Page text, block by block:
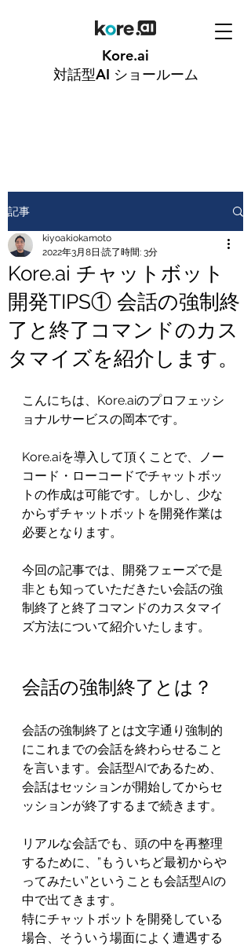
Kore.ai
対話型AI ショールーム
記事
Kore.ai チャットボット
開発TIPS① 会話の強制終
了と終了コマンドのカス
タマイズを紹介します。
kiyoakiokamoto
2022年3月8日 読了時間: 3分
こんにちは、Kore.aiのプロフェッシ
ョナルサービスの岡本です。
Kore.aiを導入して頂くことで、ノー
コード・ローコードでチャットボッ
トの作成は可能です。しかし、少な
からずチャットボットを開発作業は
必要となります。
今回の記事では、開発フェーズで是
非とも知っていただきたい会話の強
制終了と終了コマンドのカスタマイ
ズ方法について紹介いたします。
会話の強制終了とは？
会話の強制終了とは文字通り強制的
にこれまでの会話を終わらせること
を言います。会話型AIであるため、
会話はセッションが開始してからセ
ッションが終了するまで続きます。
リアルな会話でも、頭の中を再整理
するために、”もういちど最初からや
ってみたい”ということも会話型AIの
中で出てきます。
特にチャットボットを開発している
場合、そういう場面によく遭遇する